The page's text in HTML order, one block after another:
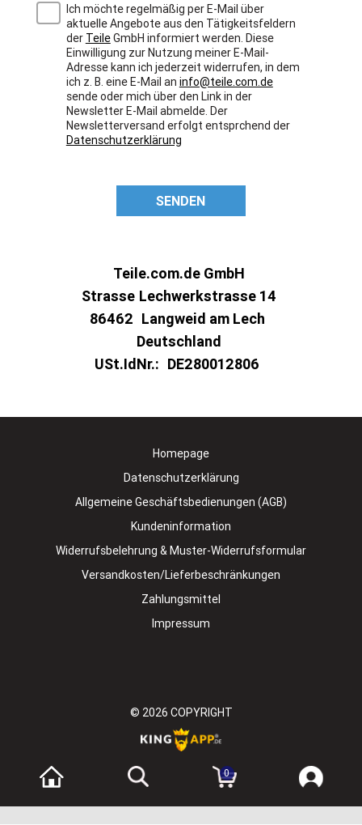
Ich möchte regelmäßig per E-Mail über
aktuelle Angebote aus den Tätigkeitsfeldern
der TeileGmbH informiert werden. Diese
Einwilligung zur Nutzung meiner E-Mail-
Adresse kann ich jederzeit widerrufen, in dem
ich z. B. eine E-Mail an info@teile.com.de
sende oder mich über den Link in der
Newsletter E-Mail abmelde. Der
Newsletterversand erfolgt entsprchend der
Datenschutzerklärung
SENDEN
Teile.com.de GmbH
Strasse Lechwerkstrasse 14
86462 Langweid am Lech
Deutschland
USt.IdNr.: DE280012806
Homepage
Datenschutzerklärung
Allgemeine Geschäftsbedienungen (AGB)
Kundeninformation
Widerrufsbelehrung & Muster-Widerrufsformular
Versandkosten/Lieferbeschränkungen
Zahlungsmittel
Impressum
© 2026 COPYRIGHT
0